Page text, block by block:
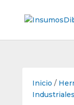
Inicio /
Industriales